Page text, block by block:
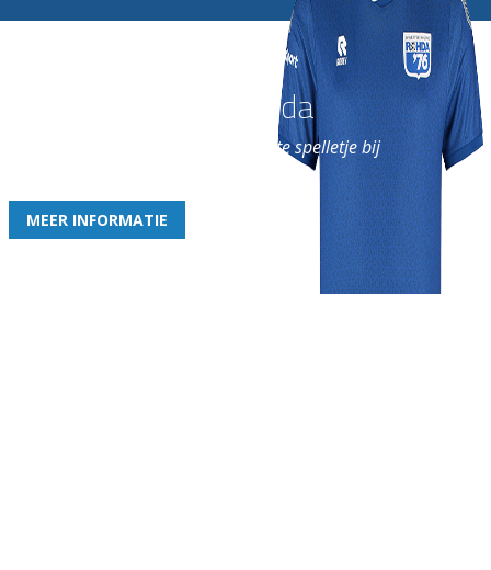
Word nu lid van Rohda
en geniet iedere week van het leukste spelletje bij
MEER INFORMATIE